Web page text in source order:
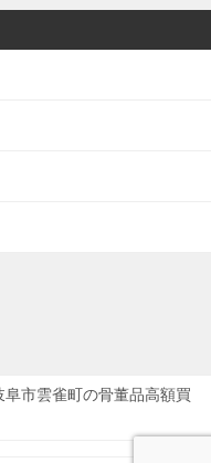
阜市雲雀町の骨董品高額買